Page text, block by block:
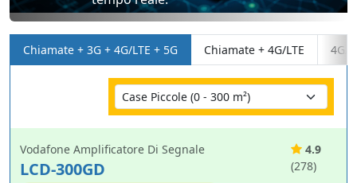
Chiamate + 3G + 4G/LTE + 5G Chiamate + 4G/LTE 4G/
Vodafone Amplificatore Di Segnale
LCD-300GD
4.9
(278)